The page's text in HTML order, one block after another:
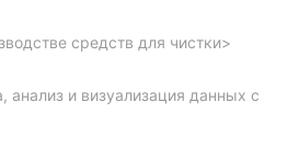
средств для чистки>
анализ и визуализация данных с